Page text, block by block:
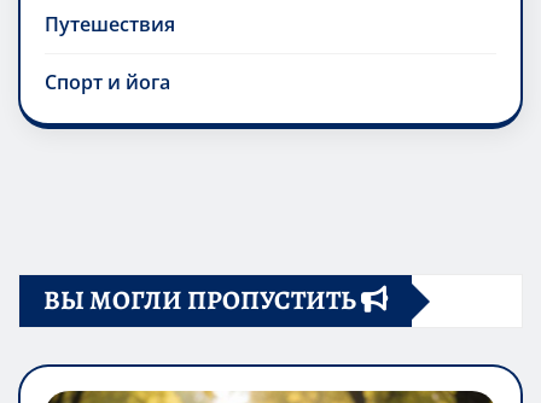
Путешествия
Спорт и йога
ВЫ МОГЛИ ПРОПУСТИТЬ